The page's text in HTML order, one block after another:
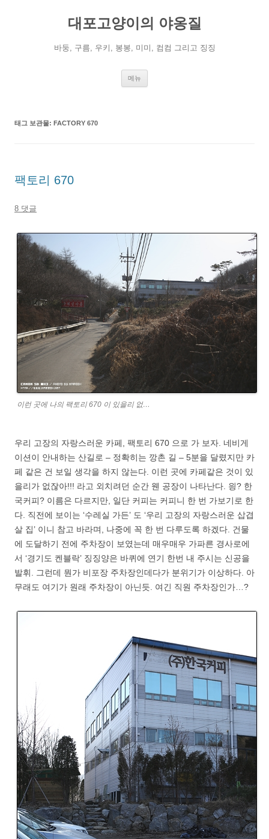
대포고양이의 야옹질
바둥, 구름, 우키, 봉봉, 미미, 컴컴 그리고 징징
메뉴
태그 보관물: FACTORY 670
팩토리 670
8 댓글
이런 곳에 나의 팩토리 670 이 있을리 없…
우리 고장의 자랑스러운 카페, 팩토리 670 으로 가 보자. 네비게
이션이 안내하는 산길로 – 정확히는 깡촌 길 – 5분을 달렸지만 카
페 같은 건 보일 생각을 하지 않는다. 이런 곳에 카페같은 것이 있
을리가 없잖아!!! 라고 외치려던 순간 웬 공장이 나타난다. 읭? 한
국커피? 이름은 다르지만, 일단 커피는 커피니 한 번 가보기로 한
다. 직전에 보이는 ‘수레실 가든’ 도 ‘우리 고장의 자랑스러운 삽겹
살 집’ 이니 참고 바라며, 나중에 꼭 한 번 다루도록 하겠다. 건물
에 도달하기 전에 주차장이 보였는데 매우매우 가파른 경사로에
서 ‘경기도 켄블락’ 징징양은 바퀴에 연기 한번 내 주시는 신공을
발휘. 그런데 뭔가 비포장 주차장인데다가 분위기가 이상하다. 아
무래도 여기가 원래 주차장이 아닌듯. 여긴 직원 주차장인가…?